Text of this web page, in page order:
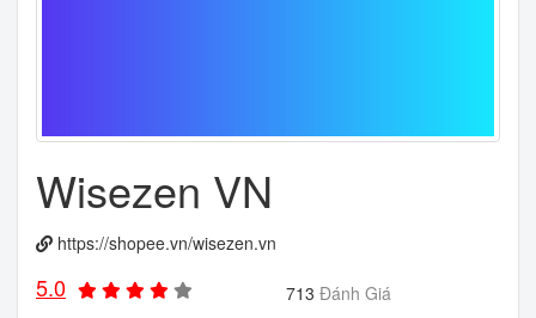
Wisezen VN
https://shopee.vn/wisezen.vn
5.0 713 Đánh Giá